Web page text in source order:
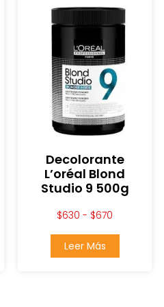
Decolorante
L’oréal Blond
Studio 9 500g
$630 - $670
Leer Más